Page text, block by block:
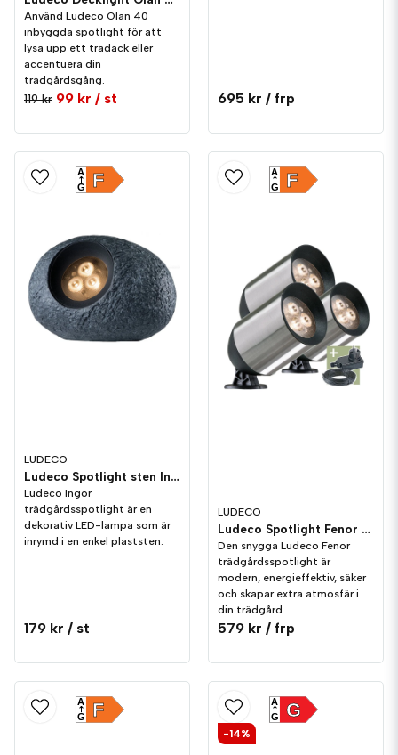
Använd Ludeco Olan 40
inbyggda spotlight för att
lysa upp ett trädäck eller
accentuera din
trädgårdsgång.
119 kr 99 kr / st 695 kr / frp
LUDECO
Ludeco Spotlight sten Ingor 1,5W 150lm IP44
Ludeco Ingor
trädgårdsspotlight är en
dekorativ LED-lampa som är
inrymd i en enkel plaststen.
179 kr / st
F
A
G
LUDECO
Ludeco Spotlight Fenor 1,5W 150lm IP44 3-pack
Den snygga Ludeco Fenor
trädgårdsspotlight är
modern, energieffektiv, säker
och skapar extra atmosfär i
din trädgård.
579 kr / frp
F
A
G
F
A
G G
A
G
-14%